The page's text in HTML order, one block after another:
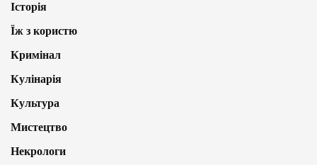
Історія
Їж з користю
Кримінал
Кулінарія
Культура
Мистецтво
Некрологи